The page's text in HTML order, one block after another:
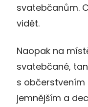
svatebčanům.
vidět.
Naopak na
svatebčané,
s
jemnějším a